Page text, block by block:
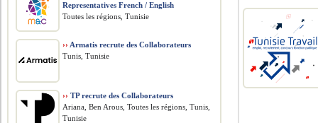
Representatives French / English
Toutes les régions, Tunisie
›› Armatis recrute des Collaborateurs
Tunis, Tunisie
›› TP recrute des Collaborateurs
Ariana, Ben Arous, Toutes les régions, Tunis,
Tunisie